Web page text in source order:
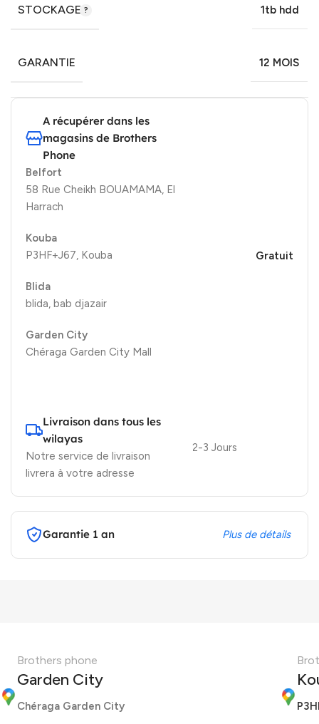
STOCKAGE 1tb hdd
GARANTIE 12 MOIS
A récupérer dans les
magasins de Brothers
Phone
Belfort
58 Rue Cheikh BOUAMAMA, El
Harrach
Kouba
P3HF+J67, Kouba
Blida
blida, bab djazair
Garden City
Chéraga Garden City Mall
Gratuit
Livraison dans tous les
wilayas
Notre service de livraison
livrera à votre adresse
2-3 Jours
Garantie 1 an Plus de détails
Brothers phone
Garden City
Chéraga Garden City